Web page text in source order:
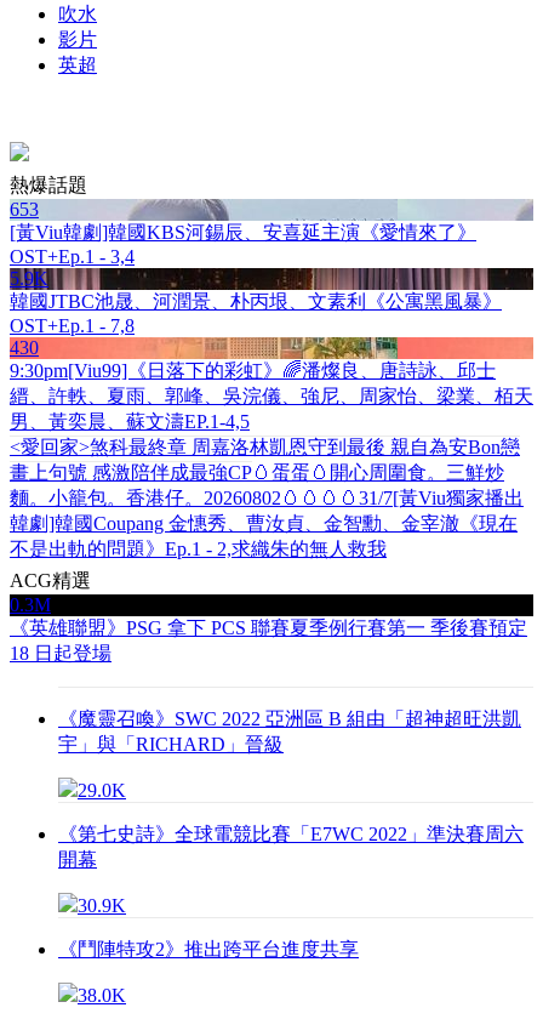
吹水
影片
英超
熱爆話題
653
[黃Viu韓劇]韓國KBS河錫辰、安喜延主演《愛情來了》
OST+Ep.1 - 3,4
5.9K
韓國JTBC池晟、河潤景、朴丙垠、文素利《公寓黑風暴》
OST+Ep.1 - 7,8
430
9:30pm[Viu99]《日落下的彩虹》🌈潘燦良、唐詩詠、邱士
縉、許軼、夏雨、郭峰、吳浣儀、強尼、周家怡、梁業、栢天
男、黃奕晨、蘇文濤EP.1-4,5
<愛回家>煞科最終章 周嘉洛林凱恩守到最後 親自為安Bon戀
畫上句號 感激陪伴成最強CP🥚蛋蛋🥚開心周圍食。三鮮炒
麵。小籠包。香港仔。20260802🥚🥚🥚🥚 31/7[黃Viu獨家播出
韓劇]韓國Coupang 金憓秀、曹汝貞、金智勳、金宰澈《現在
不是出軌的問題》Ep.1 - 2,求織朱的無人救我
ACG精選
0.3M
《英雄聯盟》PSG 拿下 PCS 聯賽夏季例行賽第一 季後賽預定
18 日起登場
《魔靈召喚》SWC 2022 亞洲區 B 組由「超神超旺洪凱
宇」與「RICHARD」晉級
29.0K
《第七史詩》全球電競比賽「E7WC 2022」準決賽周六
開幕
30.9K
《鬥陣特攻2》推出跨平台進度共享
38.0K